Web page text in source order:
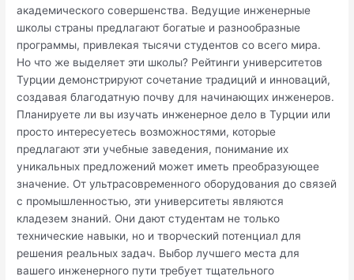
академического совершенства. Ведущие инженерные
школы страны предлагают богатые и разнообразные
программы, привлекая тысячи студентов со всего мира.
Но что же выделяет эти школы? Рейтинги университетов
Турции демонстрируют сочетание традиций и инноваций,
создавая благодатную почву для начинающих инженеров.
Планируете ли вы изучать инженерное дело в Турции или
просто интересуетесь возможностями, которые
предлагают эти учебные заведения, понимание их
уникальных предложений может иметь преобразующее
значение. От ультрасовременного оборудования до связей
с промышленностью, эти университеты являются
кладезем знаний. Они дают студентам не только
технические навыки, но и творческий потенциал для
решения реальных задач. Выбор лучшего места для
вашего инженерного пути требует тщательного